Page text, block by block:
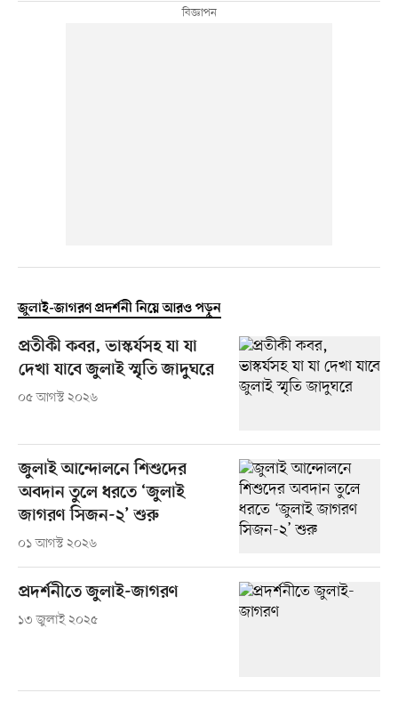
জুলাই-জাগরণ প্রদর্শনী নিয়ে আরও পড়ুন
প্রতীকী কবর, ভাস্কর্যসহ যা যা
দেখা যাবে জুলাই স্মৃতি জাদুঘরে
০৫ আগস্ট ২০২৬
জুলাই আন্দোলনে শিশুদের
অবদান তুলে ধরতে ‘জুলাই
জাগরণ সিজন-২’ শুরু
০১ আগস্ট ২০২৬
প্রদর্শনীতে জুলাই-জাগরণ
১৩ জুলাই ২০২৫